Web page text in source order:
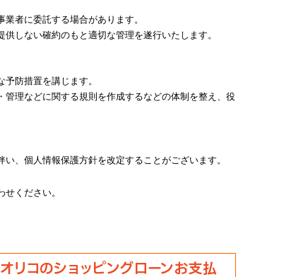
者に委託する場合があります。
しない確約のもと適切な管理を遂行いたします。
防措置を講じます。
理などに関する規則を作成するなどの体制を整え、役
、個人情報保護方針を改定することがございます。
ください。